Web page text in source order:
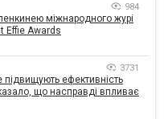
984
міжнародного журі
Effie Awards
3731
підвищують ефективність
що насправді впливає